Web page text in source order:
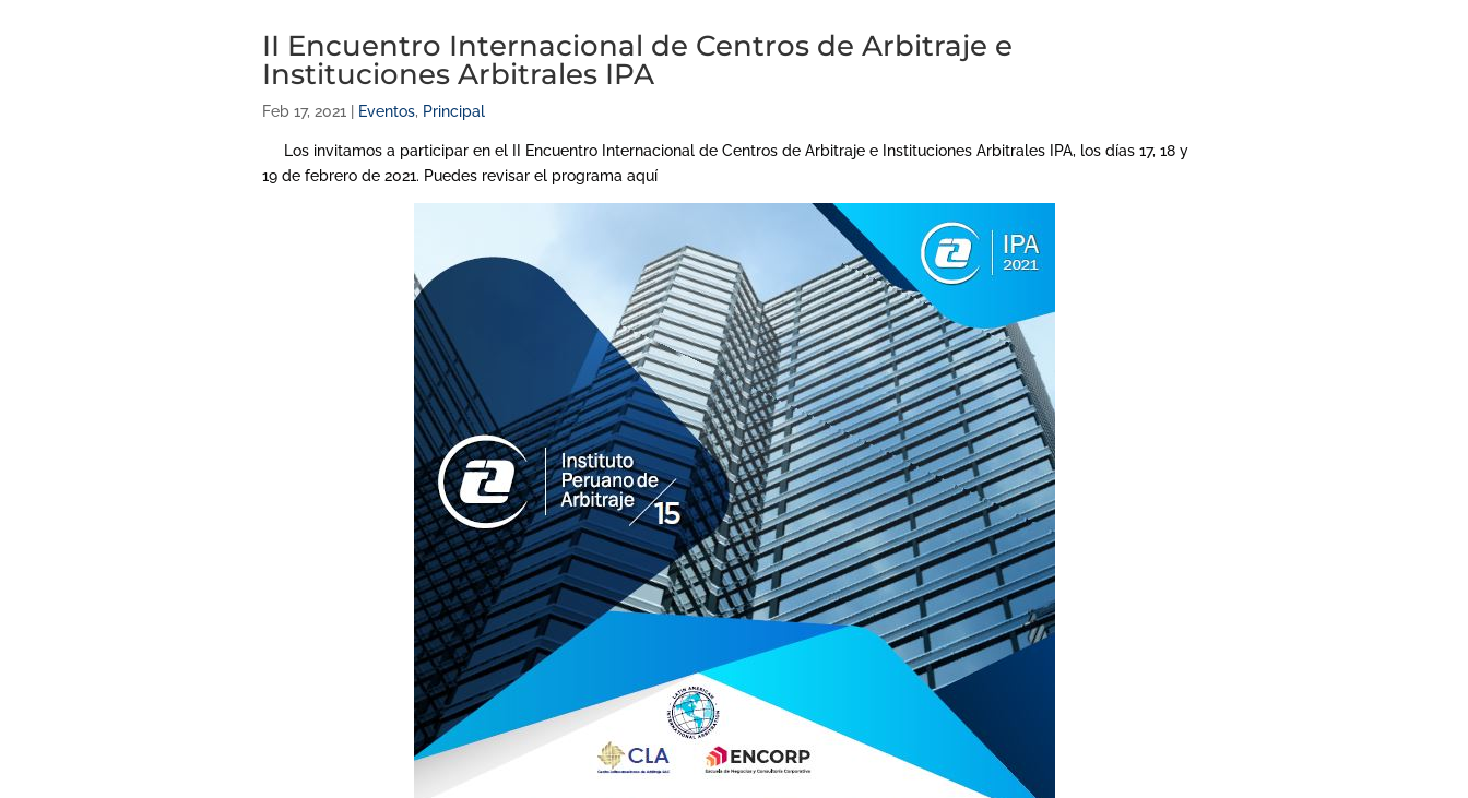
II Encuentro Internacional de Centros de Arbitraje e
Instituciones Arbitrales IPA
Feb 17, 2021 Eventos, Principal
Los invitamos a participar en el II Encuentro Internacional de Centros de Arbitraje e Instituciones Arbitrales IPA, los días 17, 18 y
19 de febrero de 2021. Puedes revisar el programa aquí